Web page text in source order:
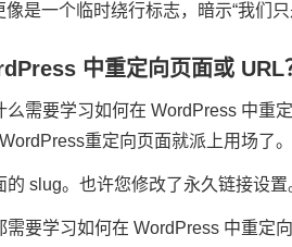
是一个临时绕行标志，暗示“我们
中重定向页面或 URL
需要学习如何在 WordPress 中重
重定向页面就派上用场了。
的 slug。也许您修改了永久链接设
要学习如何在 WordPress 中重定